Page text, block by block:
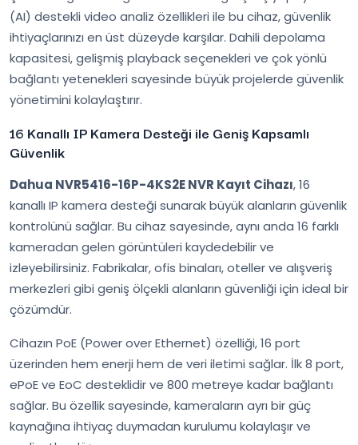
(AI) destekli video analiz özellikleri ile bu cihaz, güvenlik
ihtiyaçlarınızı en üst düzeyde karşılar. Dahili depolama
kapasitesi, gelişmiş playback seçenekleri ve çok yönlü
bağlantı yetenekleri sayesinde büyük projelerde güvenlik
yönetimini kolaylaştırır.
16 Kanallı IP Kamera Desteği ile Geniş Kapsamlı
Güvenlik
Dahua NVR5416-16P-4KS2E NVR Kayıt Cihazı, 16
kanallı IP kamera desteği sunarak büyük alanların güvenlik
kontrolünü sağlar. Bu cihaz sayesinde, aynı anda 16 farklı
kameradan gelen görüntüleri kaydedebilir ve
izleyebilirsiniz. Fabrikalar, ofis binaları, oteller ve alışveriş
merkezleri gibi geniş ölçekli alanların güvenliği için ideal bir
çözümdür.
Cihazın PoE (Power over Ethernet) özelliği, 16 port
üzerinden hem enerji hem de veri iletimi sağlar. İlk 8 port,
ePoE ve EoC desteklidir ve 800 metreye kadar bağlantı
sağlar. Bu özellik sayesinde, kameraların ayrı bir güç
kaynağına ihtiyaç duymadan kurulumu kolaylaşır ve